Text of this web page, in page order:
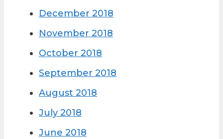
December 2018
November 2018
October 2018
September 2018
August 2018
July 2018
June 2018